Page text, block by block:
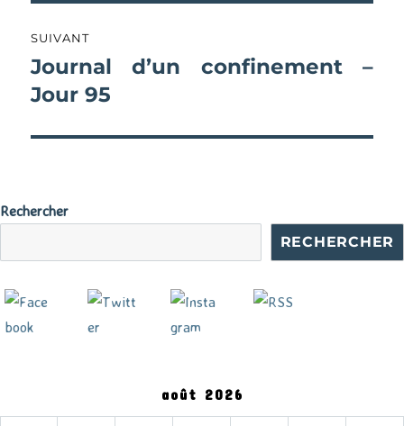
SUIVANT
Publication
suivante :
Journal d’un confinement –
Jour 95
Rechercher
RECHERCHER
août 2026